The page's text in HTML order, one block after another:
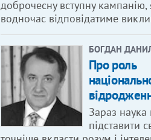
доброчесну вступну кампанію,
водночас відповідатиме
БОГДАН
Про роль
Зараз наука
підставити